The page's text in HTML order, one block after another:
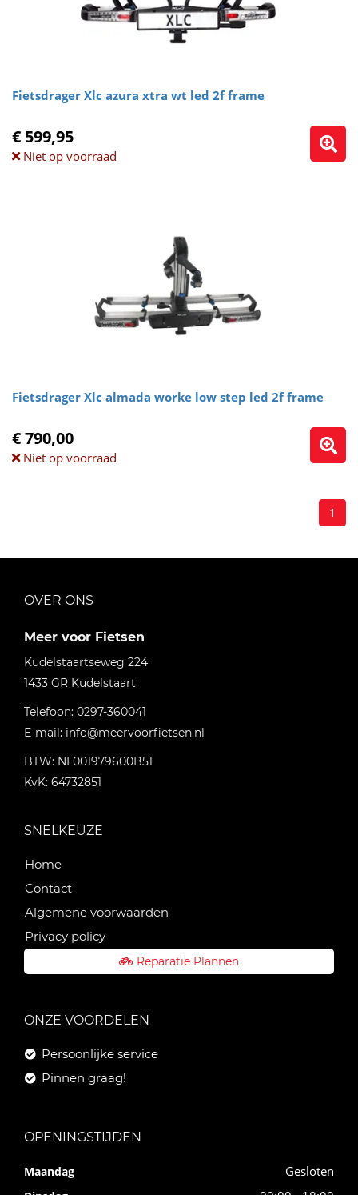
Fietsdrager Xlc azura xtra wt led 2f frame
€ 599,95
Niet op voorraad
Fietsdrager Xlc almada worke low step led 2f frame
€ 790,00
Niet op voorraad
1
OVER ONS
Meer voor Fietsen
Kudelstaartseweg 224
1433 GR Kudelstaart
Telefoon: 0297-360041
E-mail: info@meervoorfietsen.nl
BTW: NL001979600B51
KvK: 64732851
SNELKEUZE
Home
Contact
Algemene voorwaarden
Privacy policy
Reparatie Plannen
ONZE VOORDELEN
Persoonlijke service
Pinnen graag!
OPENINGSTIJDEN
Maandag Gesloten